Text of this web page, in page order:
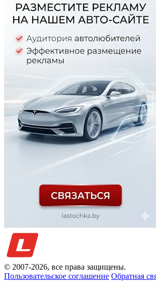
© 2007-2026, все права защищены.
Пользовательское соглашение Обратная